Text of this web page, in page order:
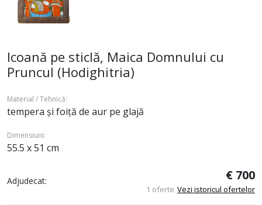
Icoană pe sticlă, Maica Domnului cu
Pruncul (Hodighitria)
Material / Tehnică:
tempera și foiță de aur pe glajă
Dimensiuni:
55.5 x 51 cm
Adjudecat: € 700
1 oferte Vezi istoricul ofertelor